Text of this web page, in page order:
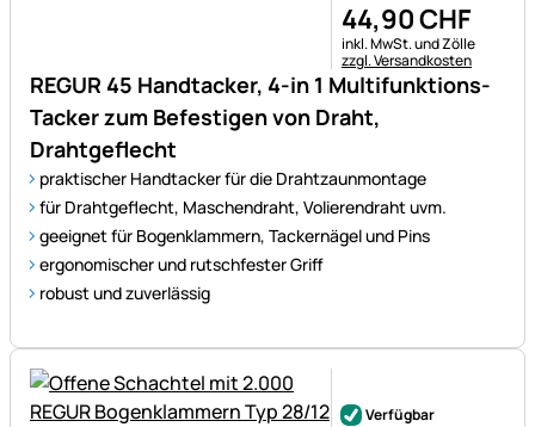
REGUR 45 Handtacker, 4-in 1 Multifunktions-
Tacker zum Befestigen von Draht,
Drahtgeflecht
praktischer Handtacker für die Drahtzaunmontage
für Drahtgeflecht, Maschendraht, Volierendraht uvm.
geeignet für Bogenklammern, Tackernägel und Pins
ergonomischer und rutschfester Griff
robust und zuverlässig
44,90CHF
Steuerhinweis:
inkl. MwSt. und Zölle
zzgl. Versandkosten
Verfügbar